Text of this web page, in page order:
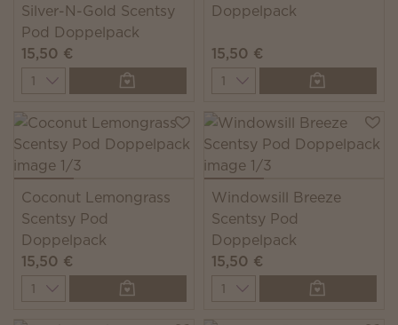
Silver-N-Gold Scentsy
Pod Doppelpack
15,50 €
Quantity
Doppelpack
15,50 €
Quantity
Coconut Lemongrass
Scentsy Pod
Doppelpack
15,50 €
Quantity
Windowsill Breeze
Scentsy Pod
Doppelpack
15,50 €
Quantity